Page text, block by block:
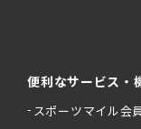
便利なサービス・
スポーツマイル会